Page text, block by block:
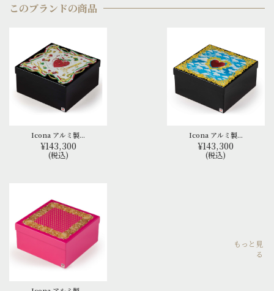
このブランドの商品
Icona アルミ製...
¥143,300
(税込)
Icona アルミ製...
¥143,300
(税込)
もっと見
る